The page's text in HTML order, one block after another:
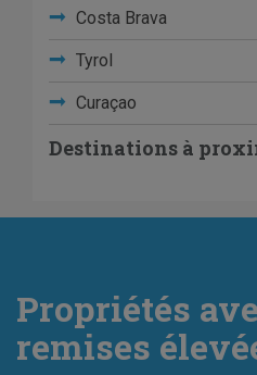
Costa Brava
Tyrol
Curaçao
Destinations à
Propriétés
remises